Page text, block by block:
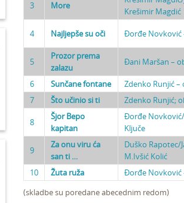
3 More
Krešimir Magdić
4 Najljepše su oči Đorđe Novković
5
Prozor prema
zalazu
Đani Maršan –
6 Sunčane fontane Zdenko Runjić –
7
Što učinio si ti Zdenko Runjić;
8
Šjor Bepo
kapitan
Đorđe
Ključe
9
Za onu viru ća
san ti …
Duško Rapotec/
M.Ivšić Kolić
10 Žuta ruža Đorđe Novković
(skladbe su poredane abecednim redom)